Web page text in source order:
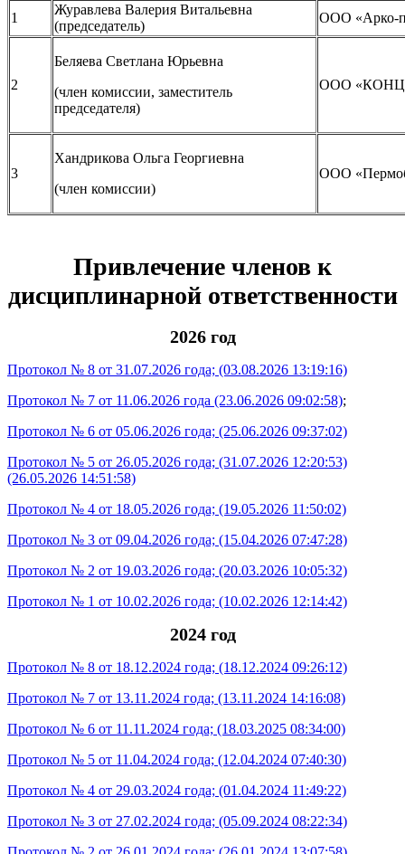
1
Журавлева Валерия Витальевна
(председатель)
ООО «Арко-
2
Беляева Светлана Юрьевна
(член комиссии, заместитель
председателя)
ООО
3
Хандрикова Ольга Георгиевна
(член комиссии)
ООО
Привлечение членов к
дисциплинарной ответственности
2026 год
Протокол № 8 от 31.07.2026 года; (03.08.2026 13:19:16)
Протокол № 7 от 11.06.2026 года (23.06.2026 09:02:58);
Протокол № 6 от 05.06.2026 года; (25.06.2026 09:37:02)
Протокол № 5 от 26.05.2026 года; (31.07.2026 12:20:53)
(26.05.2026 14:51:58)
Протокол № 4 от 18.05.2026 года; (19.05.2026 11:50:02)
Протокол № 3 от 09.04.2026 года; (15.04.2026 07:47:28)
Протокол № 2 от 19.03.2026 года; (20.03.2026 10:05:32)
Протокол № 1 от 10.02.2026 года; (10.02.2026 12:14:42)
2024 год
Протокол № 8 от 18.12.2024 года; (18.12.2024 09:26:12)
Протокол № 7 от 13.11.2024 года; (13.11.2024 14:16:08)
Протокол № 6 от 11.11.2024 года; (18.03.2025 08:34:00)
Протокол № 5 от 11.04.2024 года; (12.04.2024 07:40:30)
Протокол № 4 от 29.03.2024 года; (01.04.2024 11:49:22)
Протокол № 3 от 27.02.2024 года; (05.09.2024 08:22:34)